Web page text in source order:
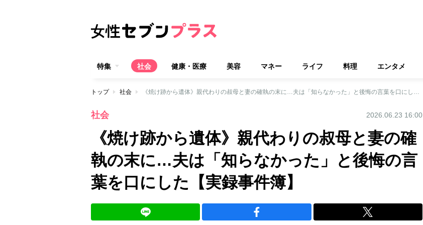
特集 社会 健康・医療 美容 マネー ライフ 料理 エンタメ
トップ 社会 《焼け跡から遺体》親代わりの叔母と妻の確執の末に…夫は「知らなかった」と後悔の言葉を口にした【実録事件簿】
社会 2026.06.23 16:00
《焼け跡から遺体》親代わりの叔母と妻の確
執の末に…夫は「知らなかった」と後悔の言
葉を口にした【実録事件簿】